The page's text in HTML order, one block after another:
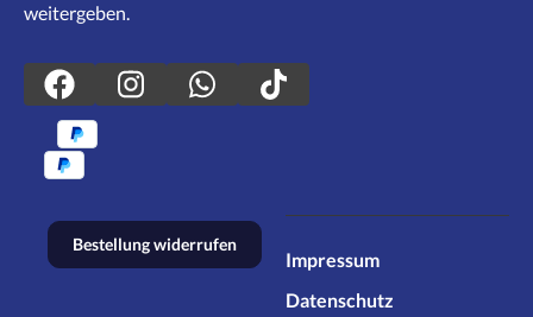
weitergeben.
Bestellung widerrufen
Impressum
Datenschutz